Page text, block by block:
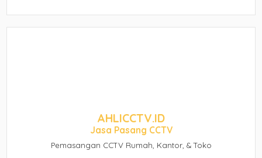
AHLICCTV.ID
Jasa Pasang CCTV
Pemasangan CCTV Rumah, Kantor, & Toko